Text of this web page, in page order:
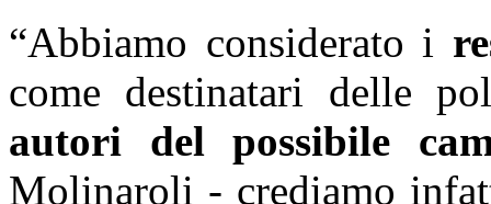
“Abbiamo considerato i
come destinatari delle
autori del possibile
Molinaroli - crediamo